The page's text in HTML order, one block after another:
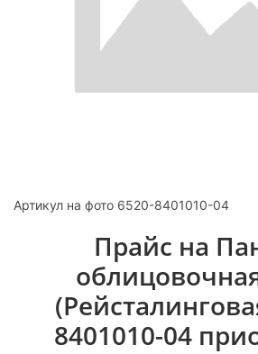
Артикул на фото 6520-8401010-04
Прайс на
8401010-04